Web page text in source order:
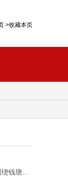
>收藏本页
钱塘...